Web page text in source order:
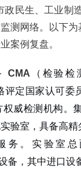
日，可加急
、CNAS检测报告
现场取样、人工送
、竞标投标、生产
、行业标准、企业
政民生、工业制
测网络。以下
案例复盘。
CMA （检验检
评定国家认可委
威检测机构。
验室，具备高
务。实验室
备，其中进口设